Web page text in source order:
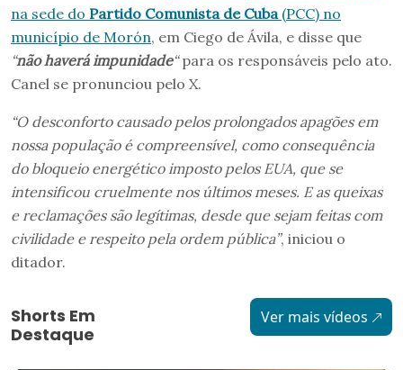
na sede do Partido Comunista de Cuba(PCC) no
município de Morón, em Ciego de Ávila, e disse que
“não haverá impunidade“para os responsáveis pelo ato.
Canel se pronunciou pelo X.
“O desconforto causado pelos prolongados apagões em
nossa população é compreensível, como consequência
do bloqueio energético imposto pelos EUA, que se
intensificou cruelmente nos últimos meses. E as queixas
e reclamações são legítimas, desde que sejam feitas com
civilidade e respeito pela ordem pública”, iniciou o
ditador.
Shorts Em
Destaque
Ver mais vídeos